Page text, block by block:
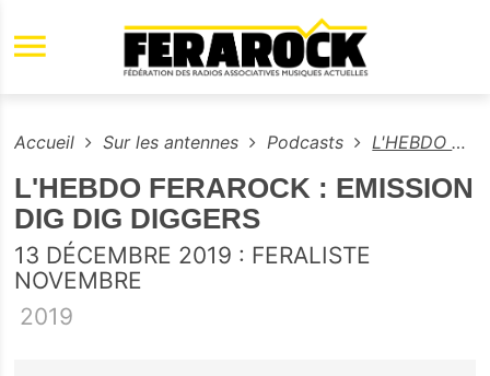
Aller au contenu principal
Accueil Sur les antennes Podcasts L'HEBDO FERAROCK : EMISSION DIG DIG DIGGERS
L'HEBDO FERAROCK : EMISSION
DIG DIG DIGGERS
13 DÉCEMBRE 2019 : FERALISTE
NOVEMBRE
2019